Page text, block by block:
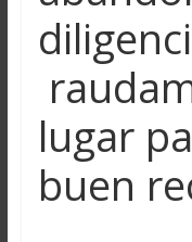
lugar
buen